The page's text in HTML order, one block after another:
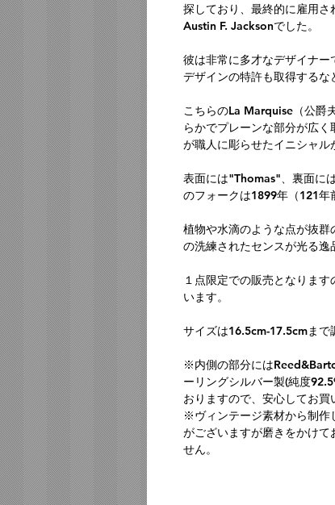
探しており、最終的に雇用
Austin F. Jacksonでした。
彼は非常に多才なデザイナー
デザインの特許も取得するな
こちらのLa Marquise（公爵
らかでプレーンな部分が広
が職人に彫らせたイニシャル
表面には"Thomas"、裏面に
のフォークは1899年（121年
植物や水滴のような点が抜
の洗練されたセンスが光る逸
１点限定での販売となりま
います。
サイズは16.5cm-17.5cmまで
※内側の部分には
ーリングシルバー製(純度
おりますので、安心してお買
※ヴィンテージ素材から制作
がございますが磨きをかけ
せん。